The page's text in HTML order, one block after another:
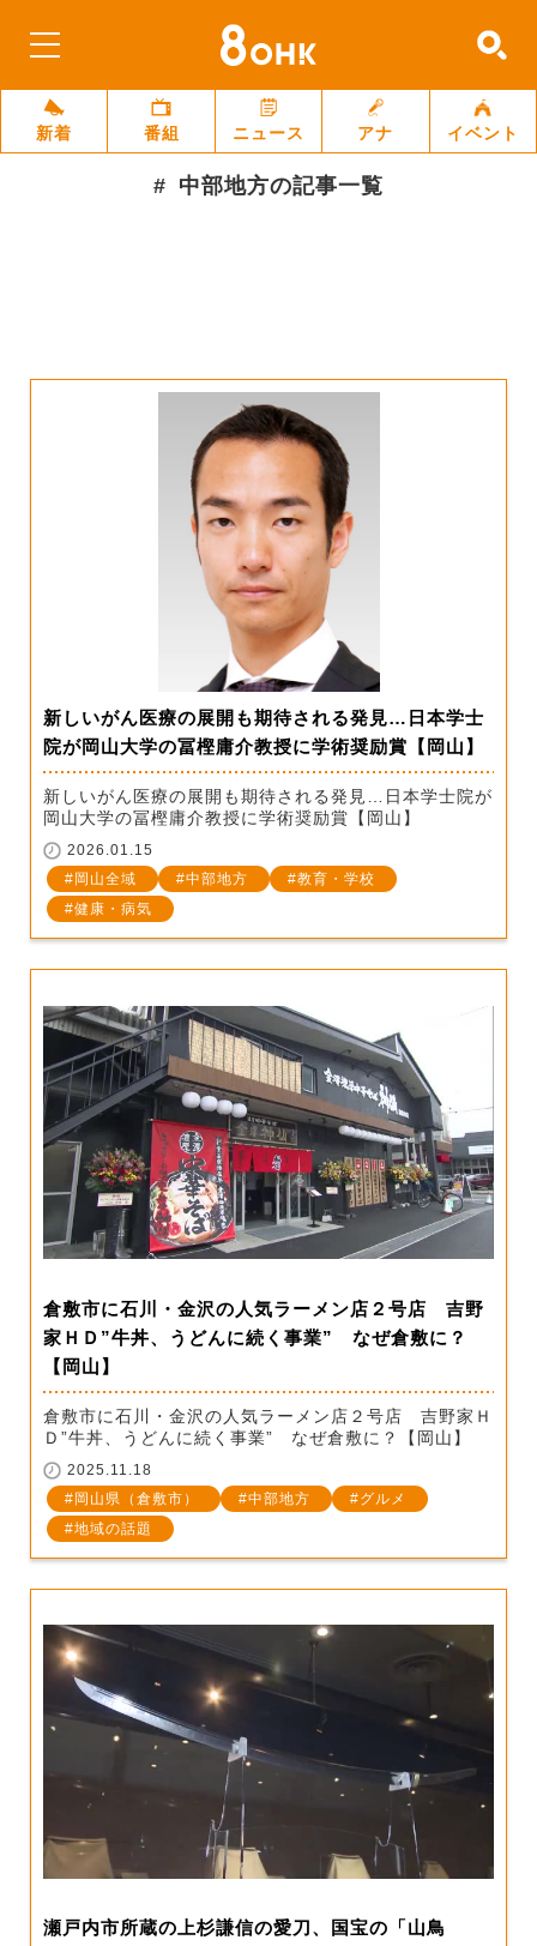
新着 番組 ニュース アナ イベント
中部地方の記事一覧
新しいがん医療の展開も期待される発見…日本学士
院が岡山大学の冨樫庸介教授に学術奨励賞【岡山】
新しいがん医療の展開も期待される発見…日本学士院が
岡山大学の冨樫庸介教授に学術奨励賞【岡山】
2026.01.15
岡山全域
中部地方
教育・学校
健康・病気
倉敷市に石川・金沢の人気ラーメン店２号店 吉野
家ＨＤ”牛丼、うどんに続く事業” なぜ倉敷に？
【岡山】
倉敷市に石川・金沢の人気ラーメン店２号店 吉野家Ｈ
Ｄ”牛丼、うどんに続く事業” なぜ倉敷に？【岡山】
2025.11.18
岡山県（倉敷市）
中部地方
グルメ
地域の話題
瀬戸内市所蔵の上杉謙信の愛刀、国宝の「山鳥